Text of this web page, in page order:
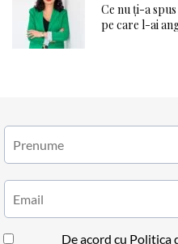
Ce nu ți-a
pe care l-ai